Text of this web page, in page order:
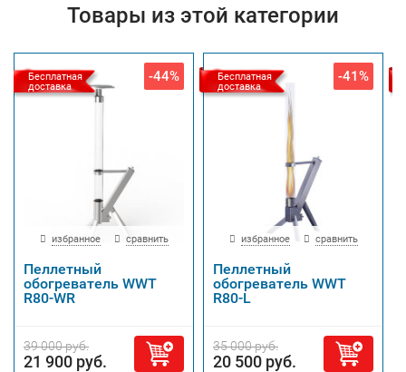
Товары из этой категории
Бесплатная
доставка
-44%
избранное сравнить
Пеллетный
обогреватель WWT
R80-WR
39 000 руб.
21 900 руб.
Бесплатная
доставка
-41%
избранное сравнить
Пеллетный
обогреватель WWT
R80-L
35 000 руб.
20 500 руб.